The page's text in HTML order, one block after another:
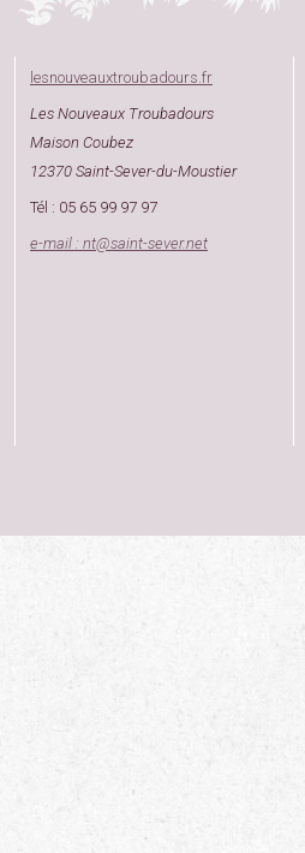
lesnouveauxtroubadours.fr
Les Nouveaux Troubadours
Maison Coubez
12370 Saint-Sever-du-Moustier
Tél : 05 65 99 97 97
e-mail : nt@saint-sever.net